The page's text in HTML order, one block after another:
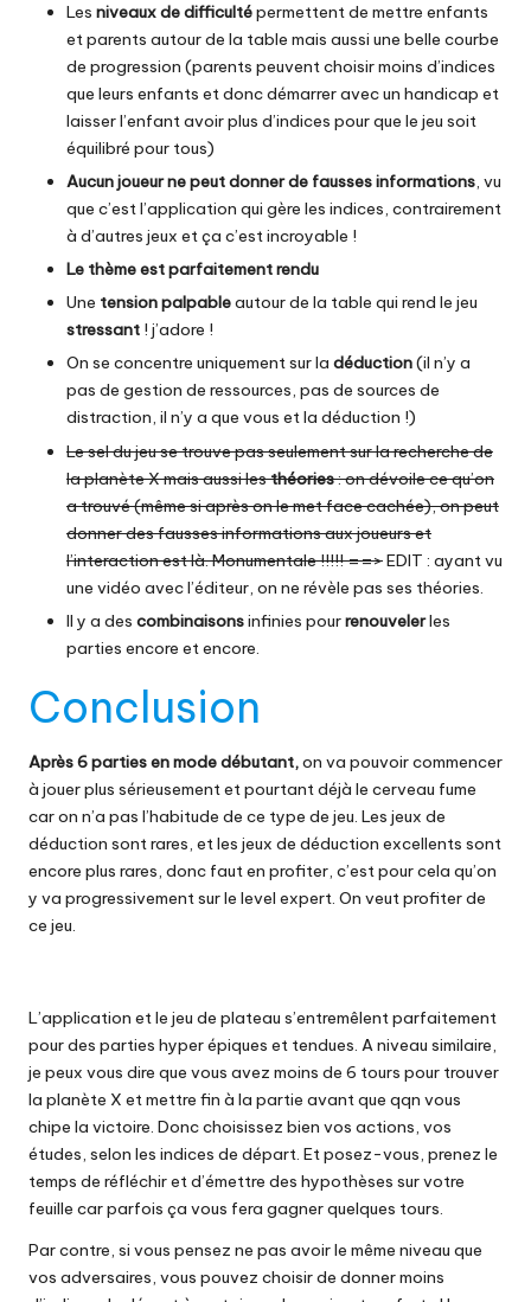
Les niveaux de difficultépermettent de mettre enfants
et parents autour de la table mais aussi une belle courbe
de progression (parents peuvent choisir moins d’indices
que leurs enfants et donc démarrer avec un handicap et
laisser l’enfant avoir plus d’indices pour que le jeu soit
équilibré pour tous)
Aucun joueur ne peut donner de fausses informations, vu
que c’est l’application qui gère les indices, contrairement
à d’autres jeux et ça c’est incroyable !
Le thème est parfaitement rendu
Une tension palpableautour de la table qui rend le jeu
stressant ! j’adore !
On se concentre uniquement sur la déduction(il n’y a
pas de gestion de ressources, pas de sources de
distraction, il n’y a que vous et la déduction !)
Le sel du jeu se trouve pas seulement sur la recherche de
la planète X mais aussi lesthéories: on dévoile ce qu’on
a trouvé (même si après on le met face cachée), on peut
donner des fausses informations aux joueurs et
l’interaction est là. Monumentale !!!!! ==>EDIT : ayant vu
une vidéo avec l’éditeur, on ne révèle pas ses théories.
Il y a des combinaisonsinfinies pourrenouvelerles
parties encore et encore.
Conclusion
Après 6 parties en mode débutant,on va pouvoir commencer
à jouer plus sérieusement et pourtant déjà le cerveau fume
car on n’a pas l’habitude de ce type de jeu. Les jeux de
déduction sont rares, et les jeux de déduction excellents sont
encore plus rares, donc faut en profiter, c’est pour cela qu’on
y va progressivement sur le level expert. On veut profiter de
ce jeu.
L’application et le jeu de plateau s’entremêlent parfaitement
pour des parties hyper épiques et tendues. A niveau similaire,
je peux vous dire que vous avez moins de 6 tours pour trouver
la planète X et mettre fin à la partie avant que qqn vous
chipe la victoire. Donc choisissez bien vos actions, vos
études, selon les indices de départ. Et posez-vous, prenez le
temps de réfléchir et d’émettre des hypothèses sur votre
feuille car parfois ça vous fera gagner quelques tours.
Par contre, si vous pensez ne pas avoir le même niveau que
vos adversaires, vous pouvez choisir de donner moins